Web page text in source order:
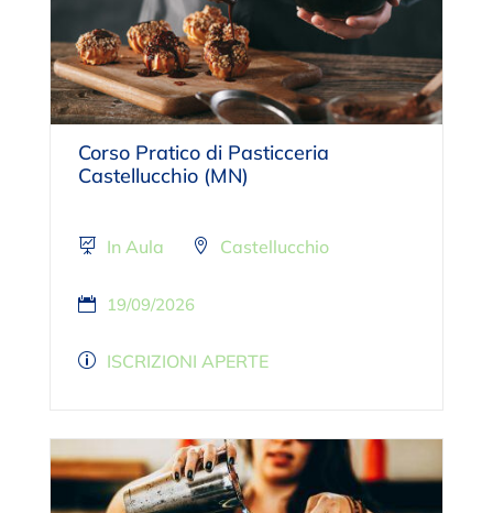
Corso Pratico di Pasticceria
Castellucchio (MN)
In Aula Castellucchio
19/09/2026
ISCRIZIONI APERTE